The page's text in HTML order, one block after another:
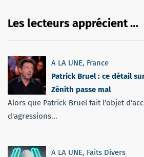
Les lecteurs apprécient …
A LA UNE, France
Patrick Bruel : ce détail
Zénith passe mal
Alors que Patrick Bruel fait l'objet
d'agressions...
A LA UNE, Faits Divers